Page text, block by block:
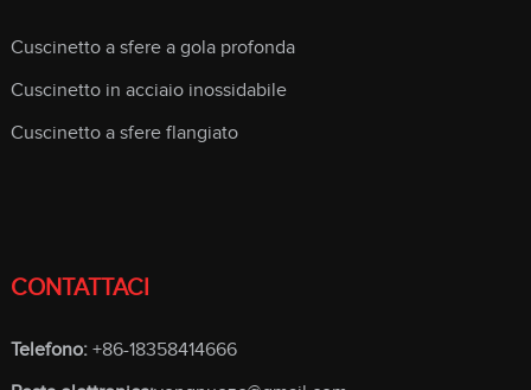
Cuscinetto a sfere a gola profonda
Cuscinetto in acciaio inossidabile
Cuscinetto a sfere flangiato
CONTATTACI
Telefono:+86-18358414666